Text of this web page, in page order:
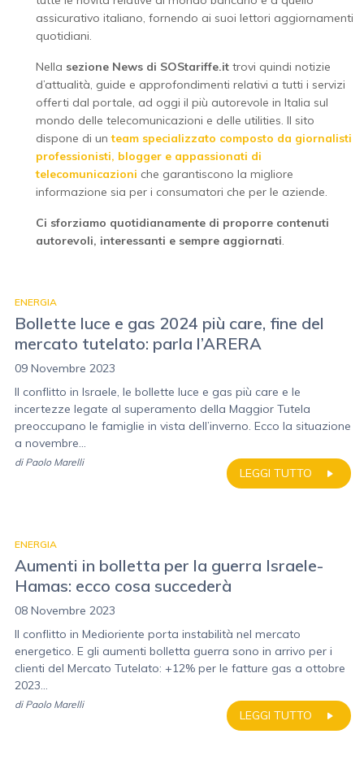
assicurativo italiano, fornendo ai suoi lettori aggiornamenti
quotidiani.
Nella sezione News di SOStariffe.it trovi quindi notizie
d’attualità, guide e approfondimenti relativi a tutti i servizi
offerti dal portale, ad oggi il più autorevole in Italia sul
mondo delle telecomunicazioni e delle utilities. Il sito
dispone di unteam specializzato composto da giornalisti
professionisti, blogger e appassionati di
telecomunicazioni che garantiscono la migliore
informazione sia per i consumatori che per le aziende.
Ci sforziamo quotidianamente di proporre contenuti
autorevoli, interessanti e sempre aggiornati.
ENERGIA
Bollette luce e gas 2024 più care, fine del
mercato tutelato: parla l’ARERA
09 Novembre 2023
Il conflitto in Israele, le bollette luce e gas più care e le
incertezze legate al superamento della Maggior Tutela
preoccupano le famiglie in vista dell’inverno. Ecco la situazione
a novembre...
LEGGI TUTTO
di Paolo Marelli
ENERGIA
Aumenti in bolletta per la guerra Israele-
Hamas: ecco cosa succederà
08 Novembre 2023
Il conflitto in Medioriente porta instabilità nel mercato
energetico. E gli aumenti bolletta guerra sono in arrivo per i
clienti del Mercato Tutelato: +12% per le fatture gas a ottobre
2023...
LEGGI TUTTO
di Paolo Marelli